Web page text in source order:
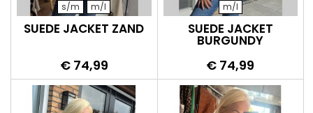
s/m m/l
SUEDE JACKET ZAND
Prijs
€ 74,99
m/l
SUEDE JACKET
BURGUNDY
Prijs
€ 74,99